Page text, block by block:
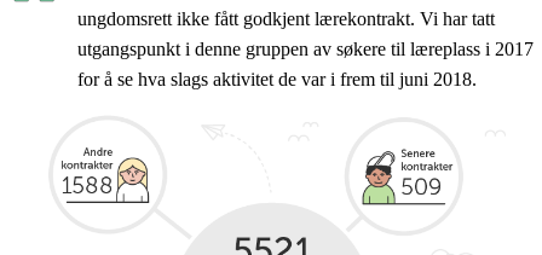
ungdomsrett ikke fått godkjent lærekontrakt. Vi har tatt
utgangspunkt i denne gruppen av søkere til læreplass i 2017
for å se hva slags aktivitet de var i frem til juni 2018.